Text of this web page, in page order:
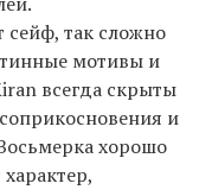
сейф, так сложно
мотивы и
всегда скрыты
и
хорошо